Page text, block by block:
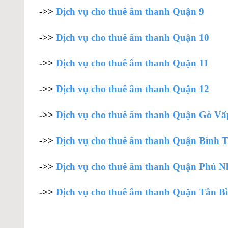
->> Dịch vụ cho thuê âm thanh Quận 9
->> Dịch vụ cho thuê âm thanh Quận 10
->> Dịch vụ cho thuê âm thanh Quận 11
->> Dịch vụ cho thuê âm thanh Quận 12
->> Dịch vụ cho thuê âm thanh Quận Gò
->> Dịch vụ cho thuê âm thanh Quận Bình
->> Dịch vụ cho thuê âm thanh Quận Phú
->> Dịch vụ cho thuê âm thanh Quận Tân